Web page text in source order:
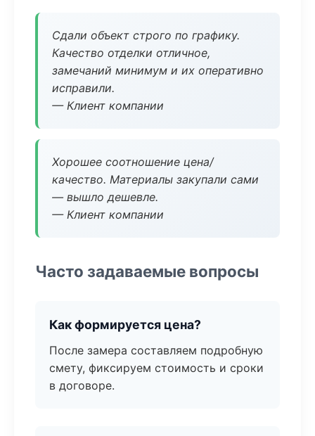
Сдали объект строго по графику.
Качество отделки отличное,
замечаний минимум и их оперативно
исправили.
— Клиент компании
Хорошее соотношение цена/
качество. Материалы закупали сами
— вышло дешевле.
— Клиент компании
Часто задаваемые вопросы
Как формируется цена?
После замера составляем подробную
смету, фиксируем стоимость и сроки
в договоре.